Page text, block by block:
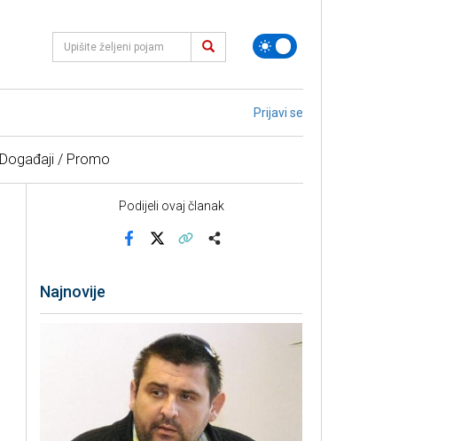
Prijavi se
Događaji / Promo
Podijeli ovaj članak
Najnovije